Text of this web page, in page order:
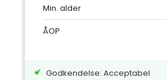
Min. alder
ÅOP
Godkendelse: Acceptabel